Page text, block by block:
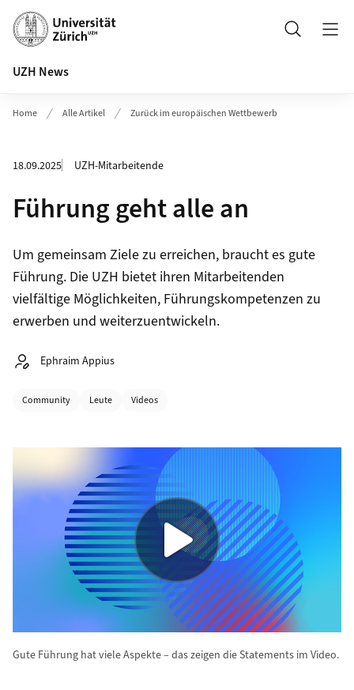
Header
Suche
UZH News
Home Alle Artikel Zurück im europäischen Wettbewerb
18.09.2025 UZH-Mitarbeitende
Führung geht alle an
Um gemeinsam Ziele zu erreichen, braucht es gute
Führung. Die UZH bietet ihren Mitarbeitenden
vielfältige Möglichkeiten, Führungskompetenzen zu
erwerben und weiterzuentwickeln.
Autor:
Ephraim Appius
Kategorien
Community Leute Videos
Gute Führung hat viele Aspekte – das zeigen die Statements im Video.